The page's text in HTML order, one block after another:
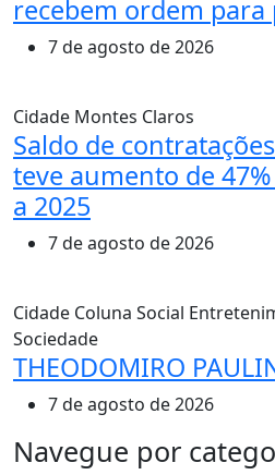
recebem ordem para
7 de agosto de 2026
Cidade Montes Claros
Saldo de
teve aumento de
a 2025
7 de agosto de 2026
Cidade Coluna Social
Sociedade
THEODOMIRO
7 de agosto de 2026
MAIS VISTOS
Navegue por